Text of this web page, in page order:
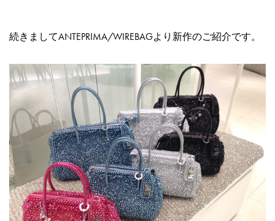
続きましてANTEPRIMA/WIREBAGより新作のご紹介です。